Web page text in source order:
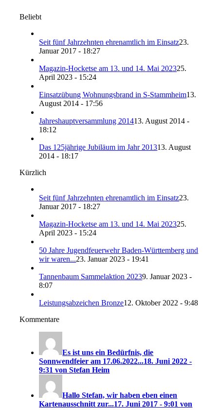
Beliebt
Seit fünf Jahrzehnten ehrenamtlich im Einsatz23.
Januar 2017 - 18:27
Magazin-Hocketse am 13. und 14. Mai 202325.
April 2023 - 15:24
Einsatzübung Wohnungsbrand in S-Stammheim13.
August 2014 - 17:56
Jahreshauptversammlung 201413. August 2014 -
18:12
Das 125jährige Jubiläum im Jahr 201313. August
2014 - 18:17
Kürzlich
Seit fünf Jahrzehnten ehrenamtlich im Einsatz23.
Januar 2017 - 18:27
Magazin-Hocketse am 13. und 14. Mai 202325.
April 2023 - 15:24
50 Jahre Jugendfeuerwehr Baden-Württemberg und
wir waren...23. Januar 2023 - 19:41
Tannenbaum Sammelaktion 20239. Januar 2023 -
8:07
Leistungsabzeichen Bronze12. Oktober 2022 - 9:48
Kommentare
Es ist uns ein Bedürfnis, die
Sonnwendfeier am 17.06.2022...18. Juni 2022 -
9:31 von Stefan Heim
Hallo Stefan, wir haben eben einen
Kartenausschnitt zur...17. Juni 2017 - 9:01 von